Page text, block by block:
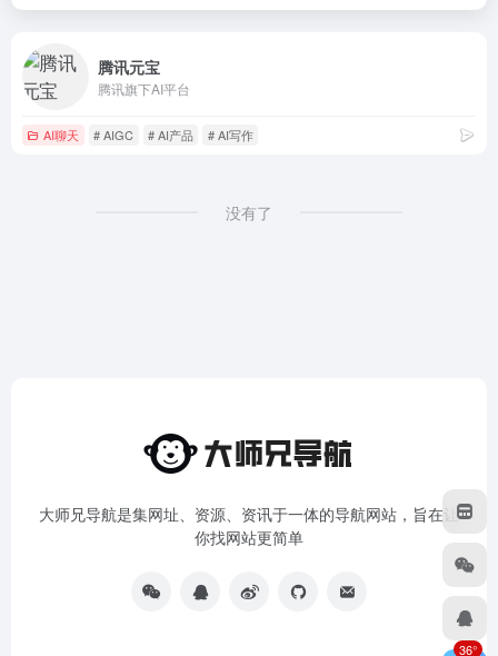
腾讯元宝
腾讯旗下AI平台
AI聊天 # AIGC # AI产品 # AI写作
没有了
大师兄导航是集网址、资源、资讯于一体的导航网站，旨在让
你找网站更简单
36°